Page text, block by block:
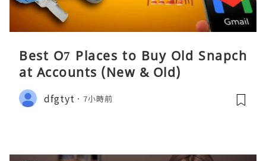
Best O7 Places to Buy Old Snapch
at Accounts (New & Old)
dfgtyt 7小時前